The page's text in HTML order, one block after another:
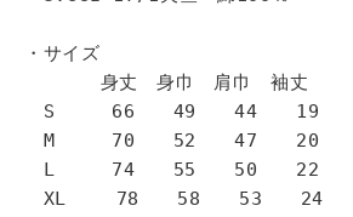
・サイズ
身丈 身巾 肩巾 袖丈
S 66 49 44 19
M 70 52 47 20
L 74 55 50 22
XL 78 58 53 24